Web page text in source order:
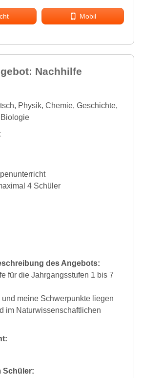
Mobil
Nachhilfe
Physik, Chemie, Geschichte,
4 Schüler
des Angebots:
für die Jahrgangsstufen 1 bis 7
meine Schwerpunkte liegen
im Naturwissenschaftlichen
Schüler: